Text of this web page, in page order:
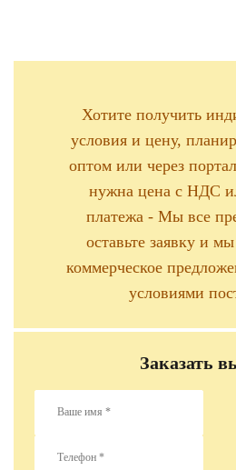
Хотите получить
условия и цену,
оптом или через
нужна цена с НДС
платежа - Мы все
оставьте заявку и
коммерческое
условиями
Заказать